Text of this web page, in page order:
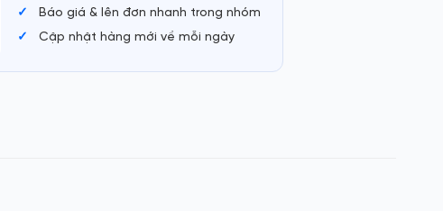
Báo giá & lên đơn nhanh trong nhóm
Cập nhật hàng mới về mỗi ngày